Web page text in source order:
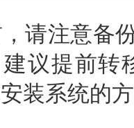
注意备份
议提前转
装系统的